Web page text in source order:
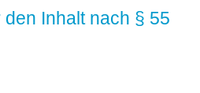
Inhalt nach § 55